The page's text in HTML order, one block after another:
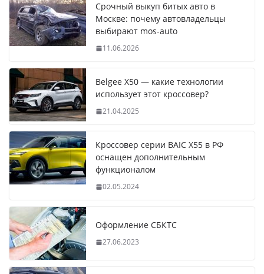
Срочный выкуп битых авто в
Москве: почему автовладельцы
выбирают mos-auto
11.06.2026
Belgee X50 — какие технологии
использует этот кроссовер?
21.04.2025
Кроссовер серии BAIC X55 в РФ
оснащен дополнительным
функционалом
02.05.2024
Оформление СБКТС
27.06.2023